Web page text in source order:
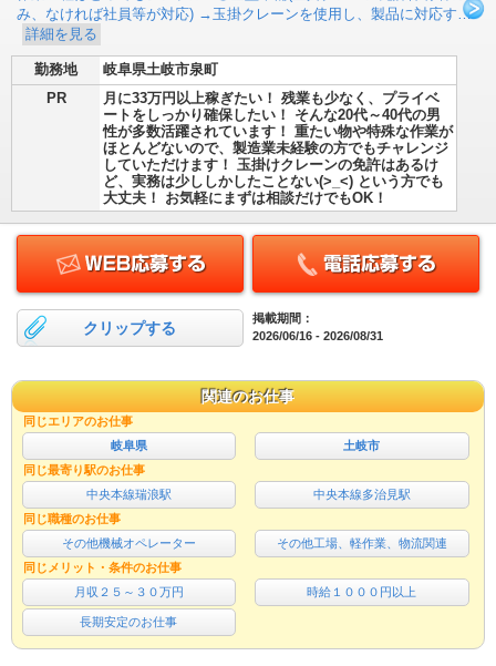
み、なければ社員等が対応) →玉掛クレーンを使用し、製品に対応す…
詳細を見る
勤務地
岐阜県土岐市泉町
PR
月に33万円以上稼ぎたい！ 残業も少なく、プライベ
ートをしっかり確保したい！ そんな20代～40代の男
性が多数活躍されています！ 重たい物や特殊な作業が
ほとんどないので、製造業未経験の方でもチャレンジ
していただけます！ 玉掛けクレーンの免許はあるけ
ど、実務は少ししかしたことない(>_<) という方でも
大丈夫！ お気軽にまずは相談だけでもOK！
クリップする
掲載期間：
2026/06/16 - 2026/08/31
関連のお仕事
同じエリアのお仕事
岐阜県
土岐市
同じ最寄り駅のお仕事
中央本線瑞浪駅
中央本線多治見駅
同じ職種のお仕事
その他機械オペレーター
その他工場、軽作業、物流関連
同じメリット・条件のお仕事
月収２５～３０万円
時給１０００円以上
長期安定のお仕事